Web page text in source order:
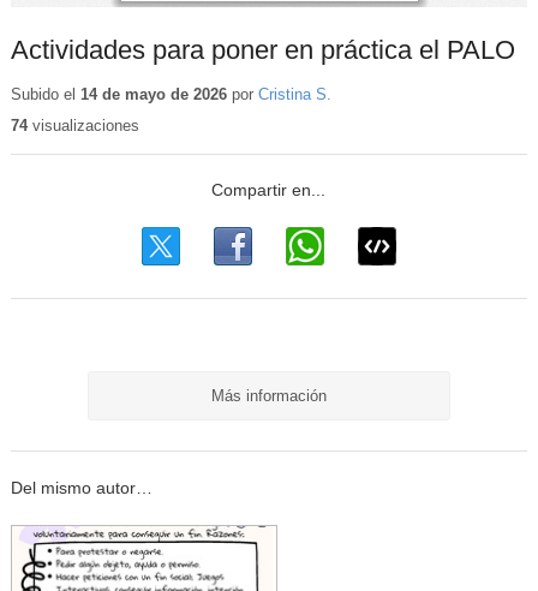
Actividades para poner en práctica el PALO
Subido el 14 de mayo de 2026por Cristina S.
74visualizaciones
Más información
Del mismo autor…